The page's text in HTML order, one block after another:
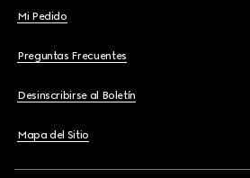
Mi Pedido
Preguntas Frecuentes
Desinscribirse al Boletín
Mapa del Sitio